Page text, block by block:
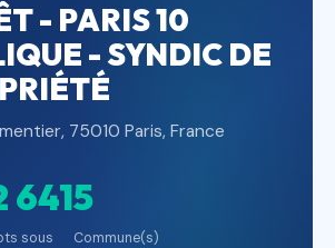
- PARIS 10
- SYNDIC DE
75010 Paris, France
641
sous
5
Commune(s)